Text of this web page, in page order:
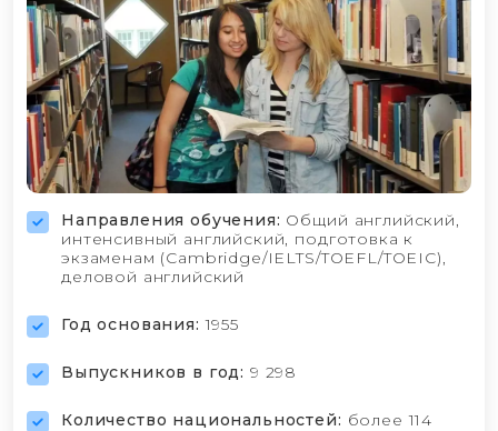
Направления обучения: Общий английский,
интенсивный английский, подготовка к
экзаменам (Cambridge/IELTS/TOEFL/TOEIC),
деловой английский
Год основания: 1955
Выпускников в год: 9 298
Количество национальностей: более 114